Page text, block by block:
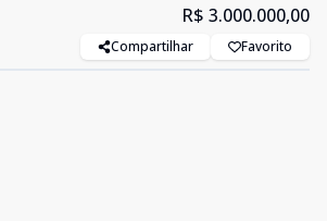
R$ 3.000.000,00
Compartilhar Favorito